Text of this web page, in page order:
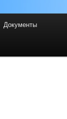
Документы